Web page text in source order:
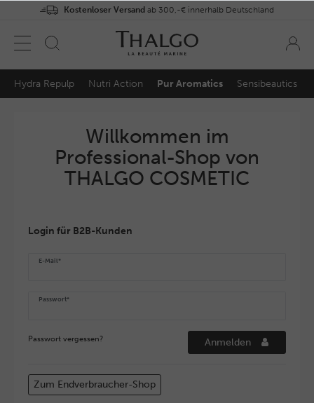
Kostenloser Versand ab 300,-€ innerhalb Deutschland
Hydra Repulp Nutri Action Pur Aromatics Sensibeautics
Willkommen im
Professional-Shop von
THALGO COSMETIC
Login für B2B-Kunden
E-Mail*
Passwort*
Passwort vergessen? Anmelden
Zum Endverbraucher-Shop